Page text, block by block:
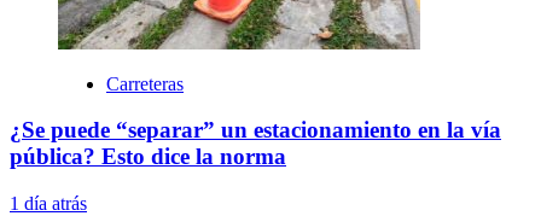
Carreteras
¿Se puede “separar” un estacionamiento en la vía
pública? Esto dice la norma
1 día atrás